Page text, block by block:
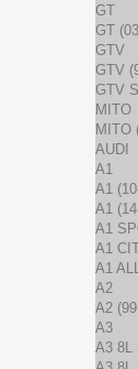
GT
GT
GTV
GTV
GTV
MITO
MITO
AUDI
A1
A1
A1
A1
A1
A1
A2
A2
A3
A3 8L